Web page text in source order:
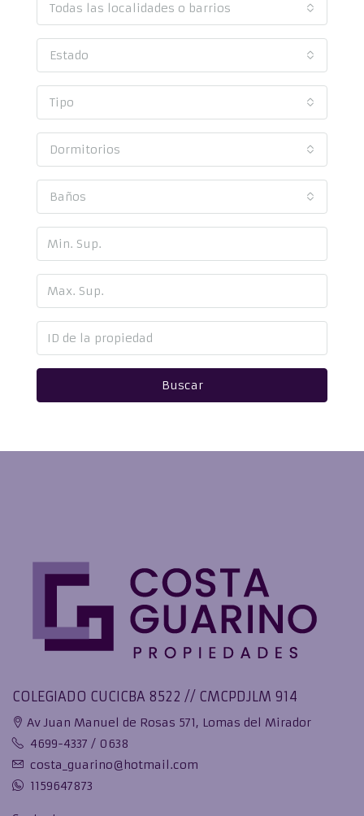
Todas las localidades o barrios
Estado
Tipo
Dormitorios
Baños
Buscar
COLEGIADO CUCICBA 8522 // CMCPDJLM 914
Av Juan Manuel de Rosas 571, Lomas del Mirador
4699-4337 / 0638
costa_guarino@hotmail.com
1159647873